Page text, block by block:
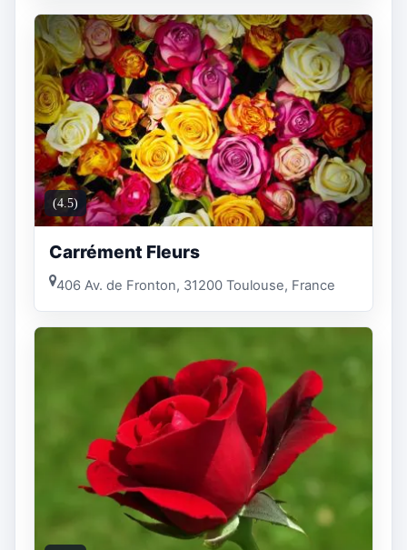
(4.5)
Carrément Fleurs
406 Av. de Fronton, 31200 Toulouse, France